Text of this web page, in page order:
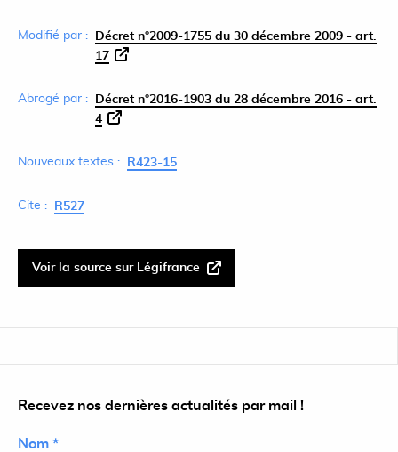
Modifié par :
Décret n°2009-1755 du 30 décembre 2009 - art.
17
Abrogé par :
Décret n°2016-1903 du 28 décembre 2016 - art.
4
Nouveaux textes : R423-15
Cite : R527
Voir la source sur Légifrance
Recevez nos dernières actualités par mail !
Nom *